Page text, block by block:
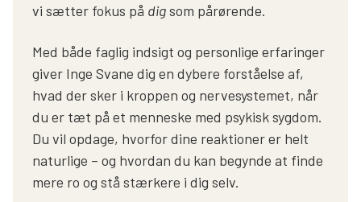
vi sætter fokus på digsom pårørende.
Med både faglig indsigt og personlige erfaringer
giver Inge Svane dig en dybere forståelse af,
hvad der sker i kroppen og nervesystemet, når
du er tæt på et menneske med psykisk sygdom.
Du vil opdage, hvorfor dine reaktioner er helt
naturlige – og hvordan du kan begynde at finde
mere ro og stå stærkere i dig selv.